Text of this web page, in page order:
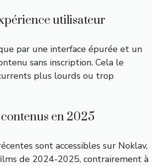
utilisateur
par une interface épurée et un
sans inscription. Cela le
plus lourds ou trop
en 2025
sont accessibles sur Noklav,
de 2024-2025, contrairement à